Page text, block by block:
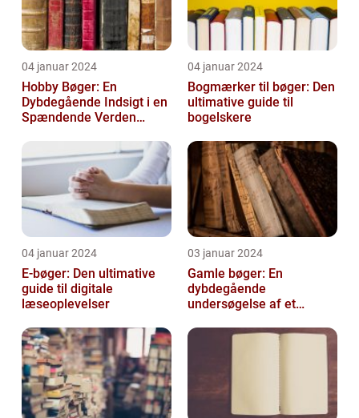
04 januar 2024
Hobby Bøger: En
Dybdegående Indsigt i en
Spændende Verden
04 januar 2024
Bogmærker til bøger: Den
ultimative guide til
bogelskere
04 januar 2024
E-bøger: Den ultimative
guide til digitale
læseoplevelser
03 januar 2024
Gamle bøger: En
dybdegående
undersøgelse af et